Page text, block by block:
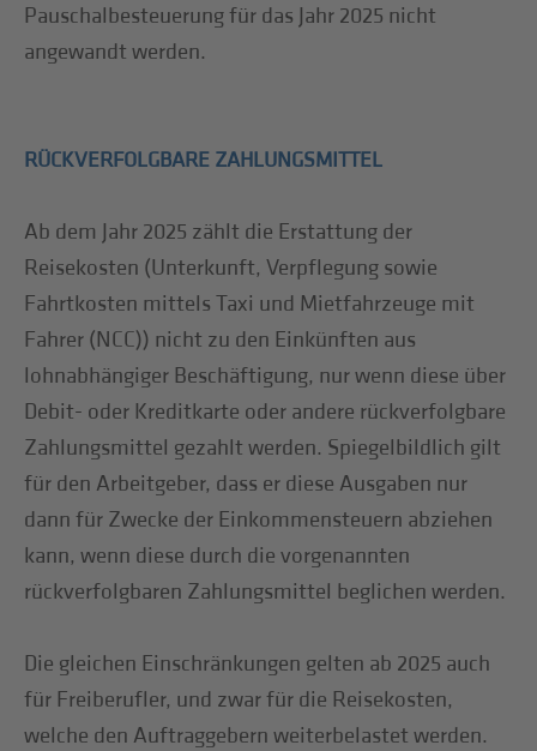
Pauschalbesteuerung für das Jahr 2025 nicht
angewandt werden.
RÜCKVERFOLGBARE ZAHLUNGSMITTEL
Ab dem Jahr 2025 zählt die Erstattung der
Reisekosten (Unterkunft, Verpflegung sowie
Fahrtkosten mittels Taxi und Mietfahrzeuge mit
Fahrer (NCC)) nicht zu den Einkünften aus
lohnabhängiger Beschäftigung, nur wenn diese über
Debit- oder Kreditkarte oder andere rückverfolgbare
Zahlungsmittel gezahlt werden. Spiegelbildlich gilt
für den Arbeitgeber, dass er diese Ausgaben nur
dann für Zwecke der Einkommensteuern abziehen
kann, wenn diese durch die vorgenannten
rückverfolgbaren Zahlungsmittel beglichen werden.
Die gleichen Einschränkungen gelten ab 2025 auch
für Freiberufler, und zwar für die Reisekosten,
welche den Auftraggebern weiterbelastet werden.